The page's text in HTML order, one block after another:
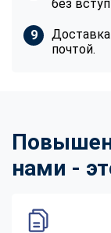
без
почтой.
нами -